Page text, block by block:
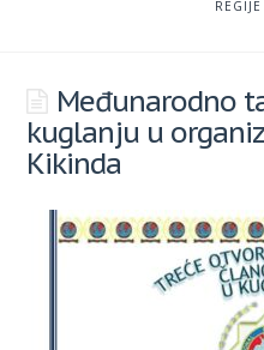
Međunarodno
kuglanju u
Kikinda